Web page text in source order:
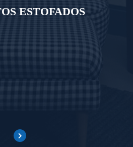
ESTOFADOS